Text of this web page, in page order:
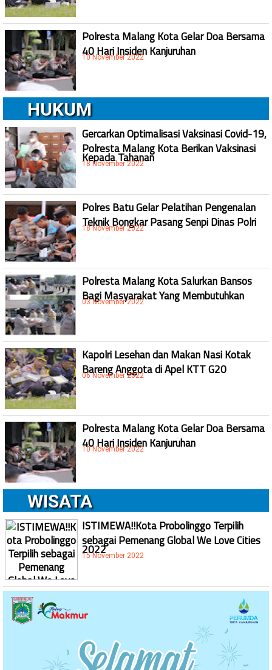
Polresta Malang Kota Gelar Doa Bersama
40 Hari Insiden Kanjuruhan
10 November 2022
HUKUM
Gercarkan Optimalisasi Vaksinasi Covid-19,
Polresta Malang Kota Berikan Vaksinasi
Kepada Tahanan
18 November 2022
Polres Batu Gelar Pelatihan Pengenalan
Teknik Bongkar Pasang Senpi Dinas Polri
18 November 2022
Polresta Malang Kota Salurkan Bansos
Bagi Masyarakat Yang Membutuhkan
03 November 2022
Kapolri Lesehan dan Makan Nasi Kotak
Bareng Anggota di Apel KTT G20
06 November 2022
Polresta Malang Kota Gelar Doa Bersama
40 Hari Insiden Kanjuruhan
10 November 2022
WISATA
ISTIMEWA!!Kota Probolinggo Terpilih
sebagai Pemenang Global We Love Cities
2022
15 November 2022